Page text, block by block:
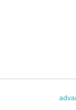
System的相关